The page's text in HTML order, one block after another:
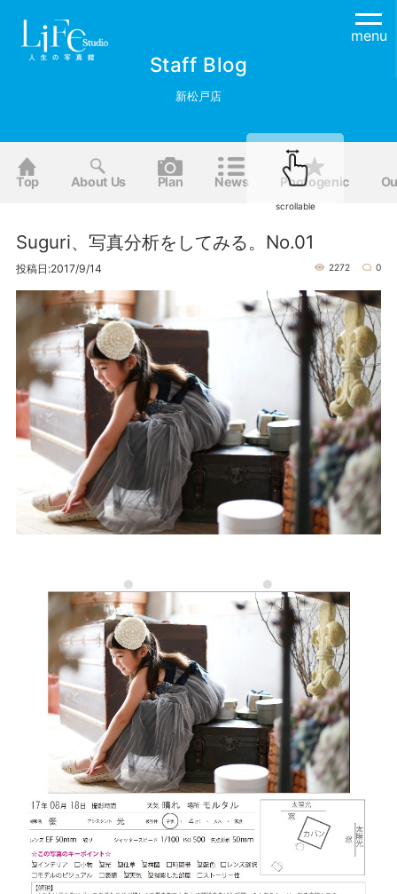
menu
Staff Blog
新松戸店
Top About Us Plan News Photogenic
scrollable
Suguri、写真分析をしてみる。No.01
投稿日:2017/9/14 2272 0